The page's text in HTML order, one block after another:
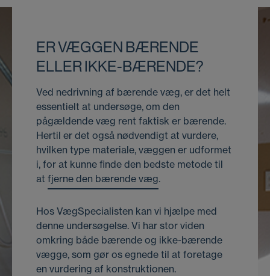
ER VÆGGEN BÆRENDE
ELLER IKKE-BÆRENDE?
Ved nedrivning af bærende væg, er det helt
essentielt at undersøge, om den
pågældende væg rent faktisk er bærende.
Hertil er det også nødvendigt at vurdere,
hvilken type materiale, væggen er udformet
i, for at kunne finde den bedste metode til
at fjerne den bærende væg.
Hos VægSpecialisten kan vi hjælpe med
denne undersøgelse. Vi har stor viden
omkring både bærende og ikke-bærende
vægge, som gør os egnede til at foretage
en vurdering af konstruktionen.